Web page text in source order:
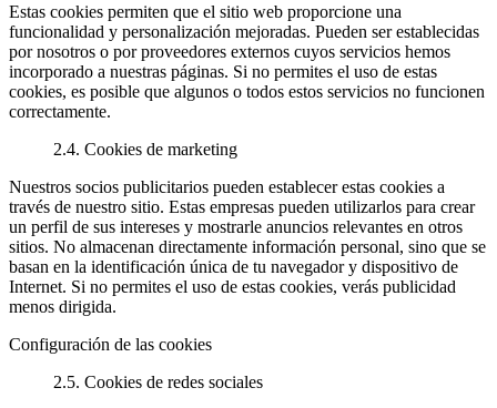
Estas cookies permiten que el sitio web proporcione una
funcionalidad y personalización mejoradas. Pueden ser establecidas
por nosotros o por proveedores externos cuyos servicios hemos
incorporado a nuestras páginas. Si no permites el uso de estas
cookies, es posible que algunos o todos estos servicios no funcionen
correctamente.
2.4. Cookies de marketing
Nuestros socios publicitarios pueden establecer estas cookies a
través de nuestro sitio. Estas empresas pueden utilizarlos para crear
un perfil de sus intereses y mostrarle anuncios relevantes en otros
sitios. No almacenan directamente información personal, sino que se
basan en la identificación única de tu navegador y dispositivo de
Internet. Si no permites el uso de estas cookies, verás publicidad
menos dirigida.
Configuración de las cookies
2.5. Cookies de redes sociales